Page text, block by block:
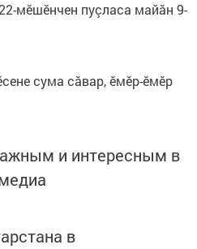
мӗшӗнчен пуçласа майăн 9-
сума сăвар, ӗмӗр-ӗмӗр
и интересным в
в